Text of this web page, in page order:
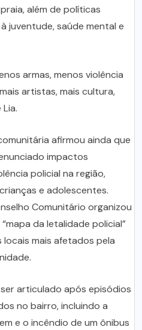
além de políticas
juventude, saúde mental e
armas, menos violência
artistas, mais cultura,
afirmou ainda que
impactos
policial na região,
e adolescentes.
Comunitário organizou
da letalidade policial”
mais afetados pela
articulado após episódios
no bairro, incluindo a
e o incêndio de um ônibus